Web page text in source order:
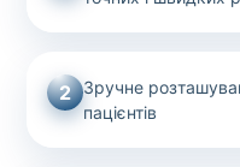
2
Зручне
пацієнтів